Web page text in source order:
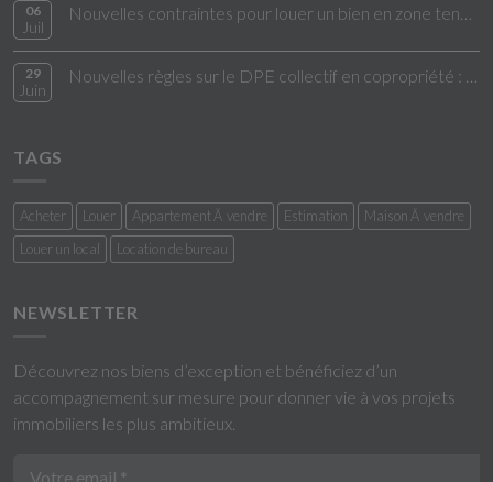
06
Juil
29
Juin
TAGS
Acheter Louer Appartement Ã vendre Estimation
Maison Ã vendre
Louer un local
Location de bureau
NEWSLETTER
Découvrez nos biens d’exception et bénéficiez d’un
accompagnement sur mesure pour donner vie à vos projets
immobiliers les plus ambitieux.